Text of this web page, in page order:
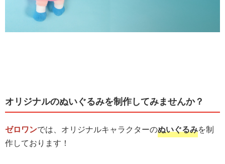
オリジナルのぬいぐるみを制作してみませんか？
ゼロワンでは、オリジナルキャラクターのぬいぐるみを制
作しております！